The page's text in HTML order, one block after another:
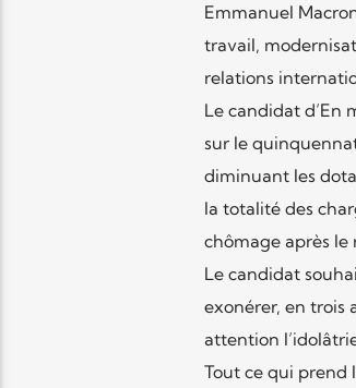
Emmanuel
travail,
relations
Le candidat d’En
sur le
diminuant les
la totalité des
chômage après le
Le candidat
exonérer, en trois
attention
Tout ce qui prend